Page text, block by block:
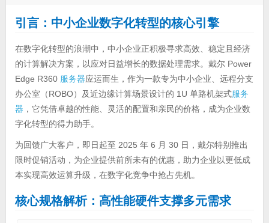
引言：中小企业数字化转型的核心引擎
在数字化转型的浪潮中，中小企业正积极寻求高效、稳定且经济
的计算解决方案，以应对日益增长的数据处理需求。戴尔 Power
Edge R360 服务器应运而生，作为一款专为中小企业、远程分支
办公室（ROBO）及近边缘计算场景设计的 1U 单路机架式服务
器 ，它凭借卓越的性能、灵活的配置和亲民的价格，成为企业数
字化转型的得力助手。
为回馈广大客户，即日起至 2025 年 6 月 30 日，戴尔特别推出
限时促销活动，为企业提供前所未有的优惠，助力企业以更低成
本实现高效运算升级，在数字化竞争中抢占先机。
核心规格解析：高性能硬件支撑多元需求